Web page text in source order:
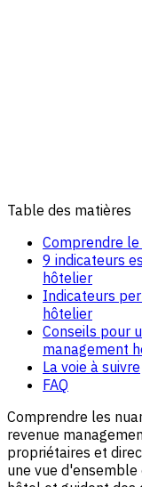
Table des matières
Comprendre
9 indicateurs
hôtelier
Indicateurs
hôtelier
Conseils pour
management
La voie à suivre
FAQ
Comprendre les
revenue
propriétaires et
une vue